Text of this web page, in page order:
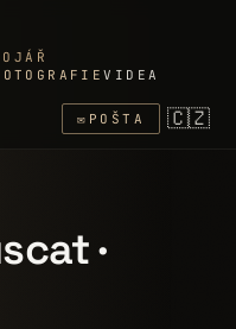
VIDEA
✉ POŠTA 🇨🇿
·